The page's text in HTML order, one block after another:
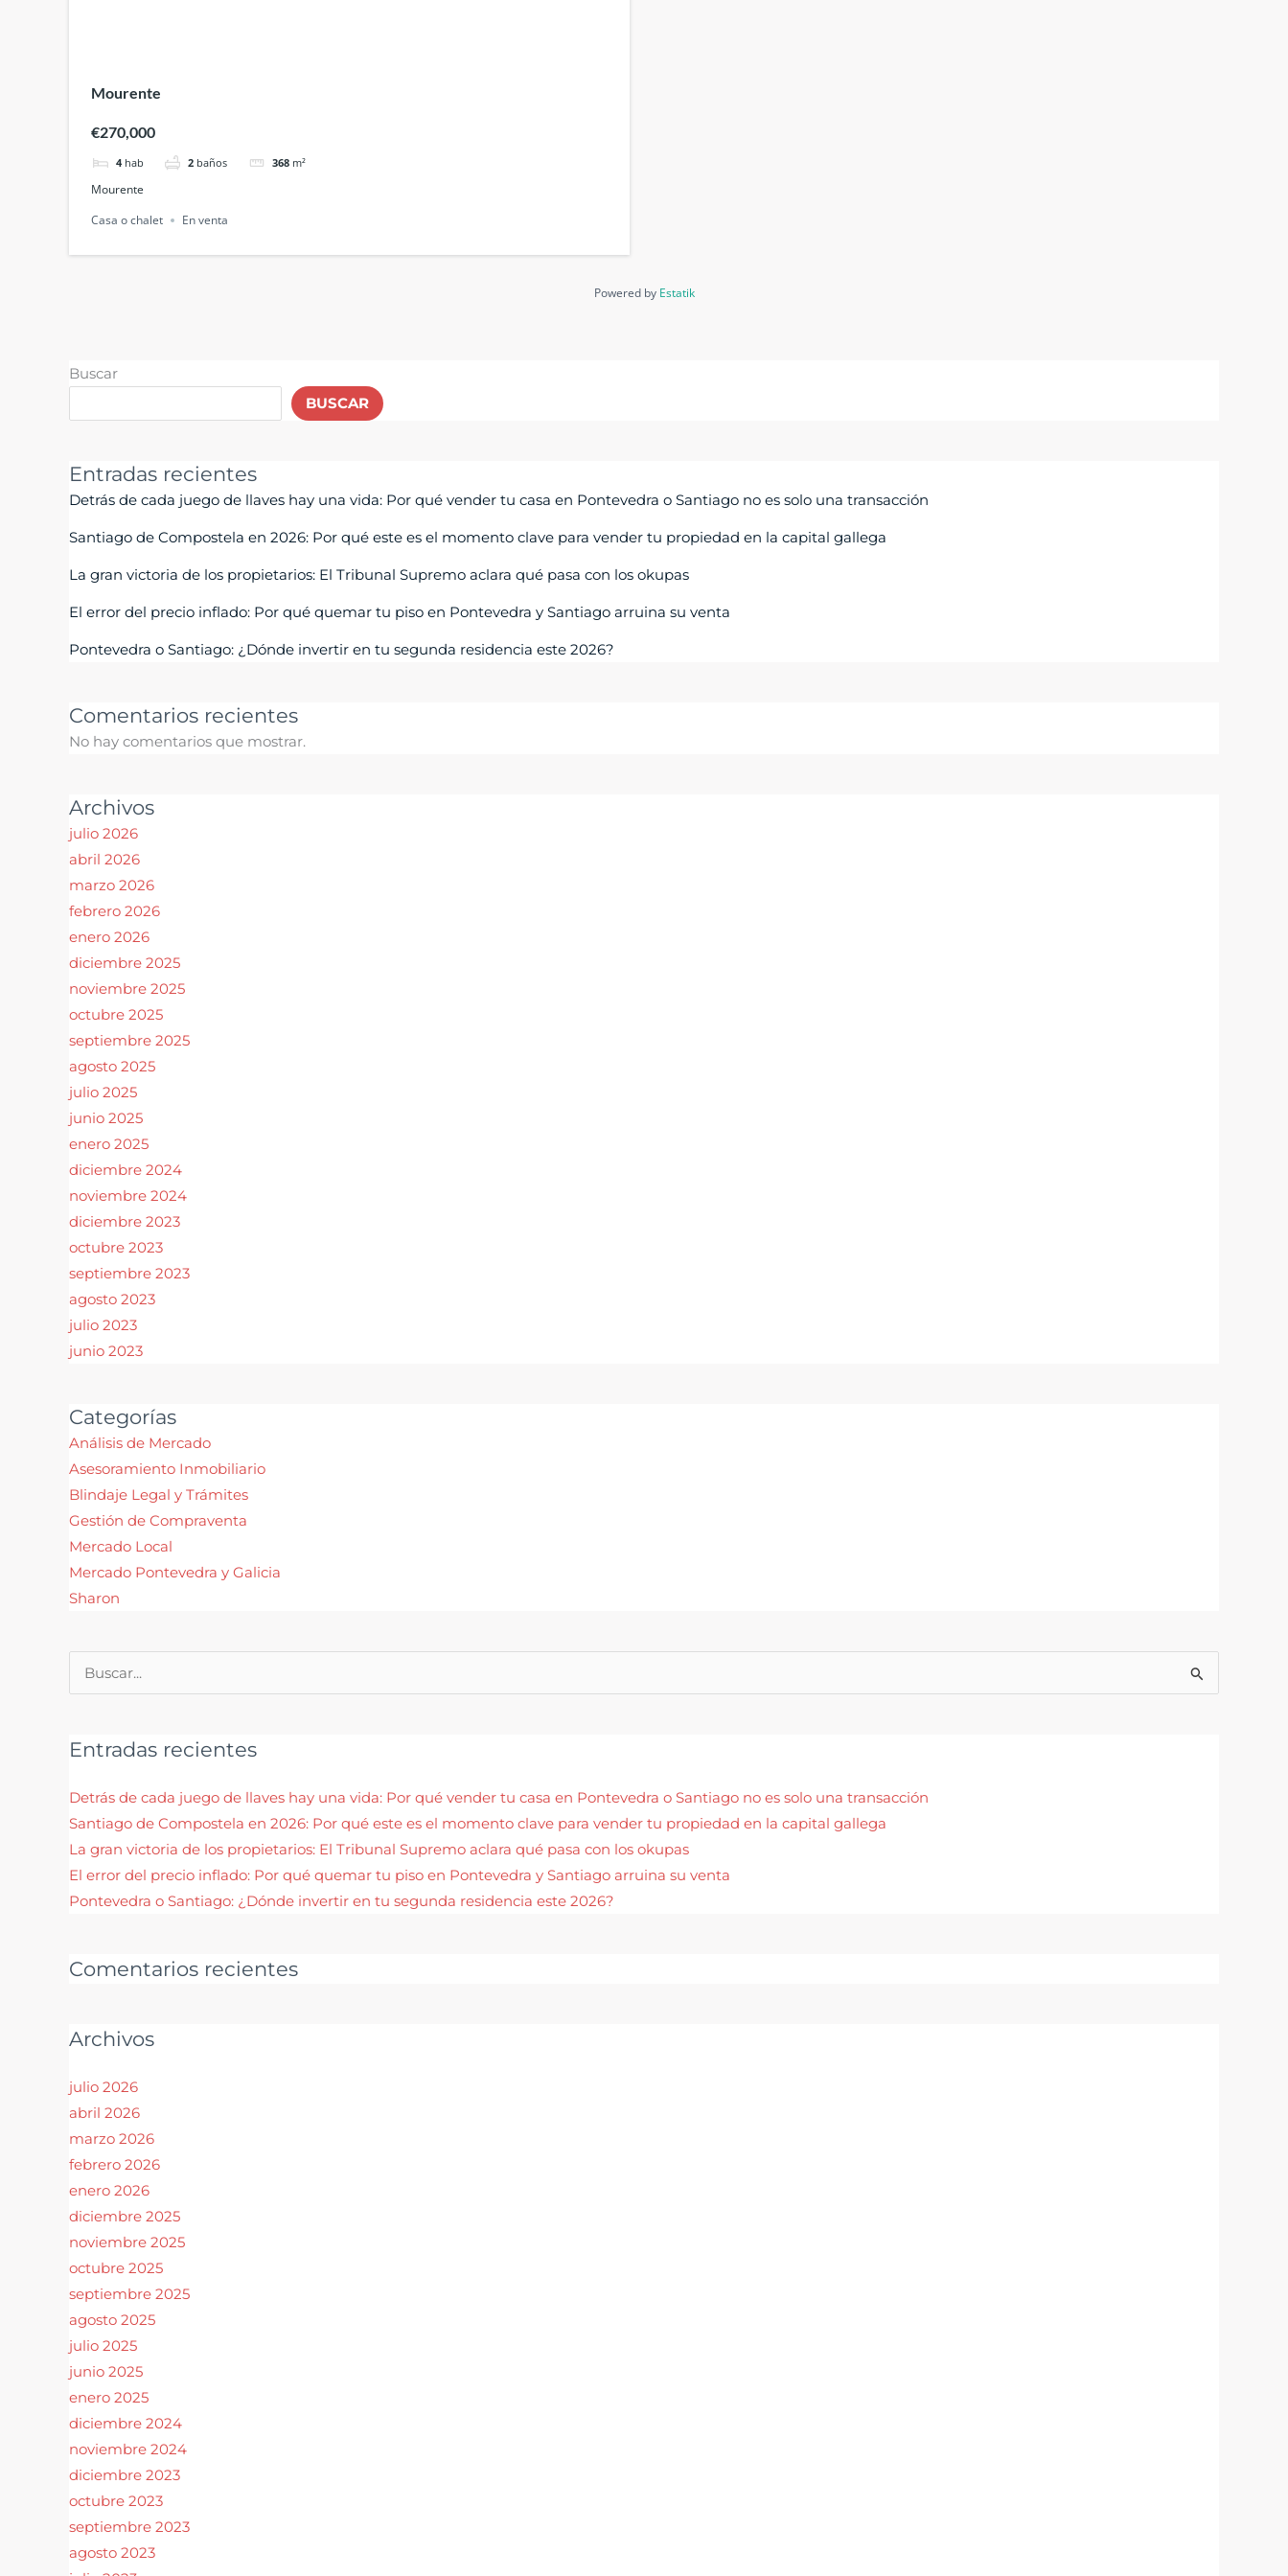
Mourente
€270,000
4 hab 2 baños 368 m²
Mourente
Casa o chalet
En venta
Powered by Estatik
Buscar
BUSCAR
Entradas recientes
Detrás de cada juego de llaves hay una vida: Por qué vender tu casa en Pontevedra o Santiago no es solo una transacción
Santiago de Compostela en 2026: Por qué este es el momento clave para vender tu propiedad en la capital gallega
La gran victoria de los propietarios: El Tribunal Supremo aclara qué pasa con los okupas
El error del precio inflado: Por qué quemar tu piso en Pontevedra y Santiago arruina su venta
Pontevedra o Santiago: ¿Dónde invertir en tu segunda residencia este 2026?
Comentarios recientes
No hay comentarios que mostrar.
Archivos
julio 2026
abril 2026
marzo 2026
febrero 2026
enero 2026
diciembre 2025
noviembre 2025
octubre 2025
septiembre 2025
agosto 2025
julio 2025
junio 2025
enero 2025
diciembre 2024
noviembre 2024
diciembre 2023
octubre 2023
septiembre 2023
agosto 2023
julio 2023
junio 2023
Categorías
Análisis de Mercado
Asesoramiento Inmobiliario
Blindaje Legal y Trámites
Gestión de Compraventa
Mercado Local
Mercado Pontevedra y Galicia
Sharon
Entradas recientes
Detrás de cada juego de llaves hay una vida: Por qué vender tu casa en Pontevedra o Santiago no es solo una transacción
Santiago de Compostela en 2026: Por qué este es el momento clave para vender tu propiedad en la capital gallega
La gran victoria de los propietarios: El Tribunal Supremo aclara qué pasa con los okupas
El error del precio inflado: Por qué quemar tu piso en Pontevedra y Santiago arruina su venta
Pontevedra o Santiago: ¿Dónde invertir en tu segunda residencia este 2026?
Comentarios recientes
Archivos
julio 2026
abril 2026
marzo 2026
febrero 2026
enero 2026
diciembre 2025
noviembre 2025
octubre 2025
septiembre 2025
agosto 2025
julio 2025
junio 2025
enero 2025
diciembre 2024
noviembre 2024
diciembre 2023
octubre 2023
septiembre 2023
agosto 2023